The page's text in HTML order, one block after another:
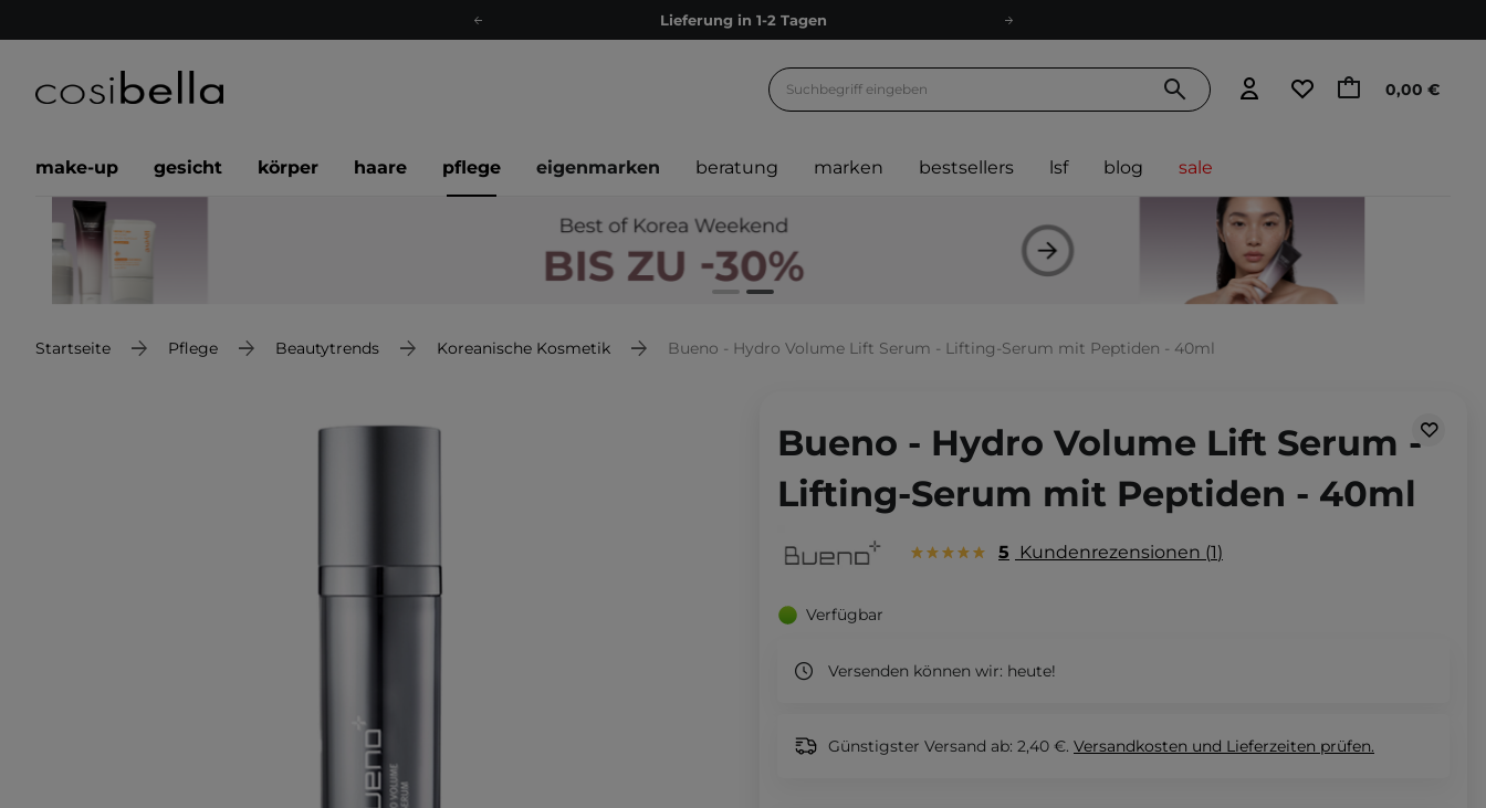
Lieferung in 1-2 Tagen
Kostenloser Versand ab 60 €
Versand nach Deutschland und Österreich
Treueprogramm
Lieferung in 1-2 Tagen
Empfehle uns weiter und sammle noch mehr Punkte
Kostenloser Versand ab 60 €
0,00 €
make-up gesicht körper haare pflege eigenmarken beratung marken bestsellers lsf blog sale
Startseite Pflege Beautytrends Koreanische Kosmetik Bueno - Hydro Volume Lift Serum - Lifting-Serum mit Peptiden - 40ml
Bueno - Hydro Volume Lift Serum -
Lifting-Serum mit Peptiden - 40ml
5 Kundenrezensionen 1
Verfügbar
Versenden können wir: heute!
Günstigster Versand ab: 2,40 €. Versandkosten und Lieferzeiten prüfen.